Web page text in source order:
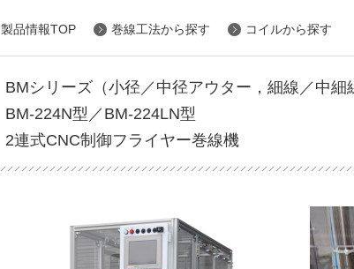
製品情報TOP 巻線工法から探す コイルから探す
BMシリーズ（小径／中径アウター，細線／中細
BM-224N型／BM-224LN型
2連式CNC制御フライヤー巻線機